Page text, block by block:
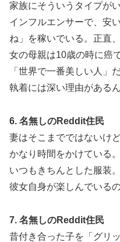
家族にそういうタイプが
インフルエンサーで、安
ね」を稼いでいる。正直
女の母親は10歳の時に癌
「世界で一番美しい人」
執着には深い理由があるん
6. 名無しのReddit住民
妻はそこまでではないけ
かなり時間をかけている
いつもきちんとした服装
彼女自身が楽しんでいる
7. 名無しのReddit住民
昔付き合った子を「グリ